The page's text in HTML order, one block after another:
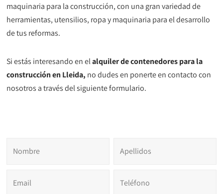
maquinaria para la construcción, con una gran variedad de
herramientas, utensilios, ropa y maquinaria para el desarrollo
de tus reformas.
Si estás interesando en elalquiler de contenedores para la
construcción en Lleida, no dudes en ponerte en contacto con
nosotros a través del siguiente formulario.